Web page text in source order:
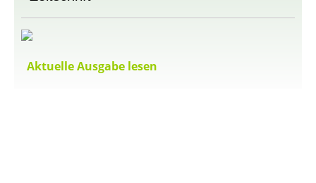
Aktuelle Ausgabe lesen